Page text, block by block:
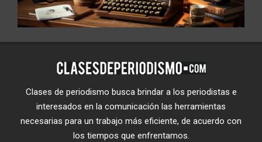
Clases de periodismo busca brindar a los periodistas e
interesados en la comunicación las herramientas
necesarias para un trabajo más eficiente, de acuerdo con
los tiempos que enfrentamos.